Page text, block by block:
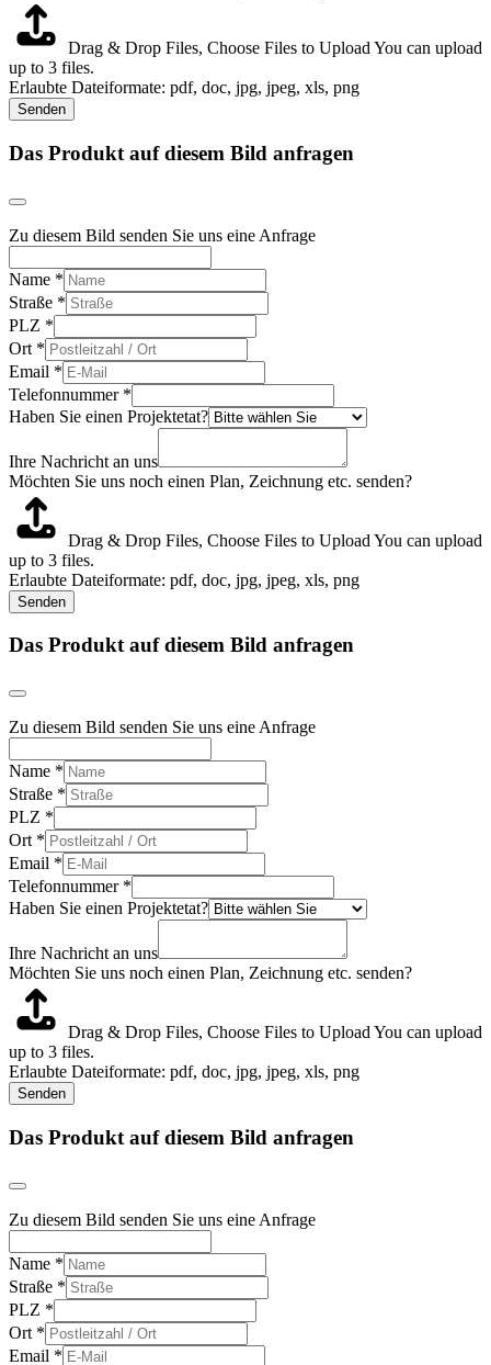
Drag & Drop Files, Choose Files to Upload You can upload
up to 3 files.
Erlaubte Dateiformate: pdf, doc, jpg, jpeg, xls, png
Senden
Das Produkt auf diesem Bild anfragen
Zu diesem Bild senden Sie uns eine Anfrage
Name *
Straße *
PLZ *
Ort *
Email *
Telefonnummer *
Haben Sie einen Projektetat?
Ihre Nachricht an uns
Möchten Sie uns noch einen Plan, Zeichnung etc. senden?
Drag & Drop Files, Choose Files to Upload You can upload
up to 3 files.
Erlaubte Dateiformate: pdf, doc, jpg, jpeg, xls, png
Senden
Das Produkt auf diesem Bild anfragen
Zu diesem Bild senden Sie uns eine Anfrage
Name *
Straße *
PLZ *
Ort *
Email *
Telefonnummer *
Haben Sie einen Projektetat?
Ihre Nachricht an uns
Möchten Sie uns noch einen Plan, Zeichnung etc. senden?
Drag & Drop Files, Choose Files to Upload You can upload
up to 3 files.
Erlaubte Dateiformate: pdf, doc, jpg, jpeg, xls, png
Senden
Das Produkt auf diesem Bild anfragen
Zu diesem Bild senden Sie uns eine Anfrage
Name *
Straße *
PLZ *
Ort *
Email *